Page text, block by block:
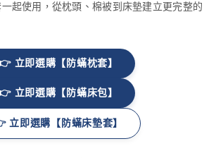
起使用，從枕頭、棉被到床墊建立更完整的
立即選購【防蟎枕套】
立即選購【防蟎床包】
立即選購【防蟎床墊套】